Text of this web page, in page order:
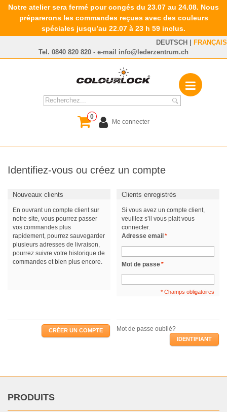
Notre atelier sera fermé pour congés du 23.07 au 24.08. Nous
préparerons les commandes reçues avec des couleurs
spéciales jusqu’au 22.07 à 23 h 59 inclus.
DEUTSCH | FRANÇAIS
Tel. 0840 820 820 - e-mail info@lederzentrum.ch
0
Me connecter
Identifiez-vous ou créez un compte
Nouveaux clients
En ouvrant un compte client sur
notre site, vous pourrez passer
vos commandes plus
rapidement, pourrez sauvegarder
plusieurs adresses de livraison,
pourrez suivre votre historique de
commandes et bien plus encore.
Clients enregistrés
Si vous avez un compte client,
veuillez s’il vous plait vous
connecter.
*
Adresse email
*
Mot de passe
* Champs obligatoires
CRÉER UN COMPTE Mot de passe oublié?
IDENTIFIANT
PRODUITS